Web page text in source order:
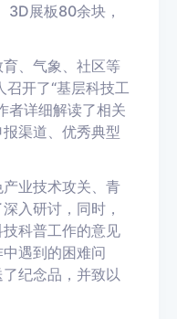
3D展板80余块，
、气象、社区等
开了“基层科技工
者详细解读了相关
渠道、优秀典型
业技术攻关、青
入研讨，同时，
科普工作的意见
遇到的困难问
纪念品，并致以